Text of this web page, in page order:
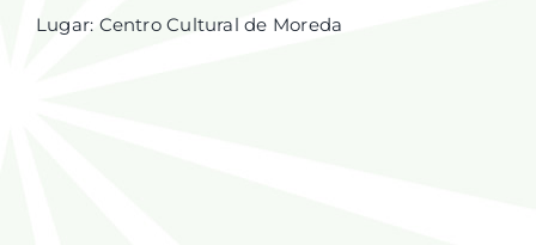
Lugar: Centro Cultural de Moreda